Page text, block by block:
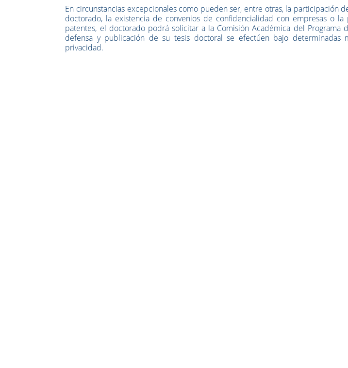
En circunstancias excepcionales como pueden ser, entre otras, la participación
doctorado, la existencia de convenios de confidencialidad con empresas o
patentes, el doctorado podrá solicitar a la Comisión Académica del Programa
defensa y publicación de su tesis doctoral se efectúen bajo determinadas
privacidad.